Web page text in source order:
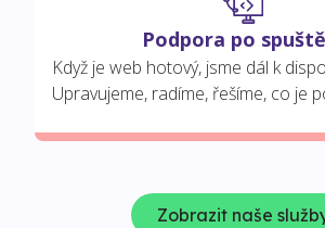
Podpora po
Když je web hotový, jsme dál k
Upravujeme, radíme, řešíme, co je
Zobrazit naše